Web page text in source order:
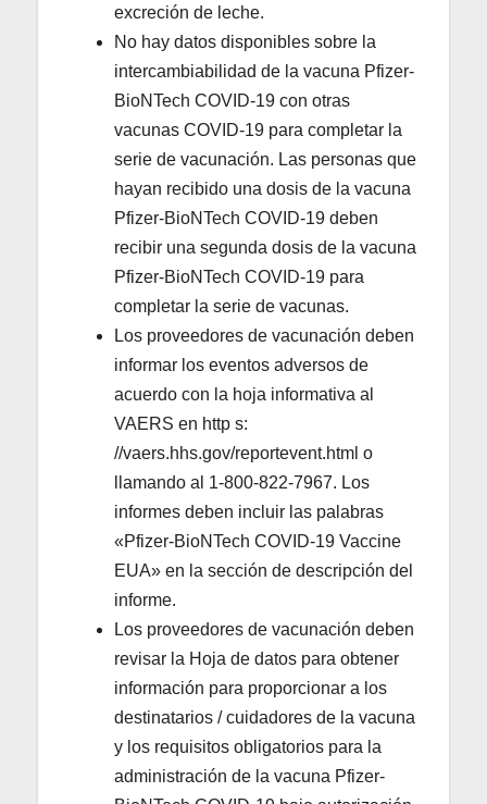
excreción de leche.
No hay datos disponibles sobre la
intercambiabilidad de la vacuna Pfizer-
BioNTech COVID-19 con otras
vacunas COVID-19 para completar la
serie de vacunación. Las personas que
hayan recibido una dosis de la vacuna
Pfizer-BioNTech COVID-19 deben
recibir una segunda dosis de la vacuna
Pfizer-BioNTech COVID-19 para
completar la serie de vacunas.
Los proveedores de vacunación deben
informar los eventos adversos de
acuerdo con la hoja informativa al
VAERS en http s:
//vaers.hhs.gov/reportevent.html o
llamando al 1-800-822-7967. Los
informes deben incluir las palabras
«Pfizer-BioNTech COVID-19 Vaccine
EUA» en la sección de descripción del
informe.
Los proveedores de vacunación deben
revisar la Hoja de datos para obtener
información para proporcionar a los
destinatarios / cuidadores de la vacuna
y los requisitos obligatorios para la
administración de la vacuna Pfizer-